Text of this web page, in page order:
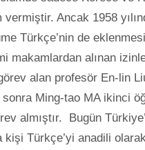
Ancak 1958
Türkçe’nin de
makamlardan alınan
alan profesör En-lin
Ming-tao MA ikinci
almıştır. Bugün
kişi Türkçe’yi anadili